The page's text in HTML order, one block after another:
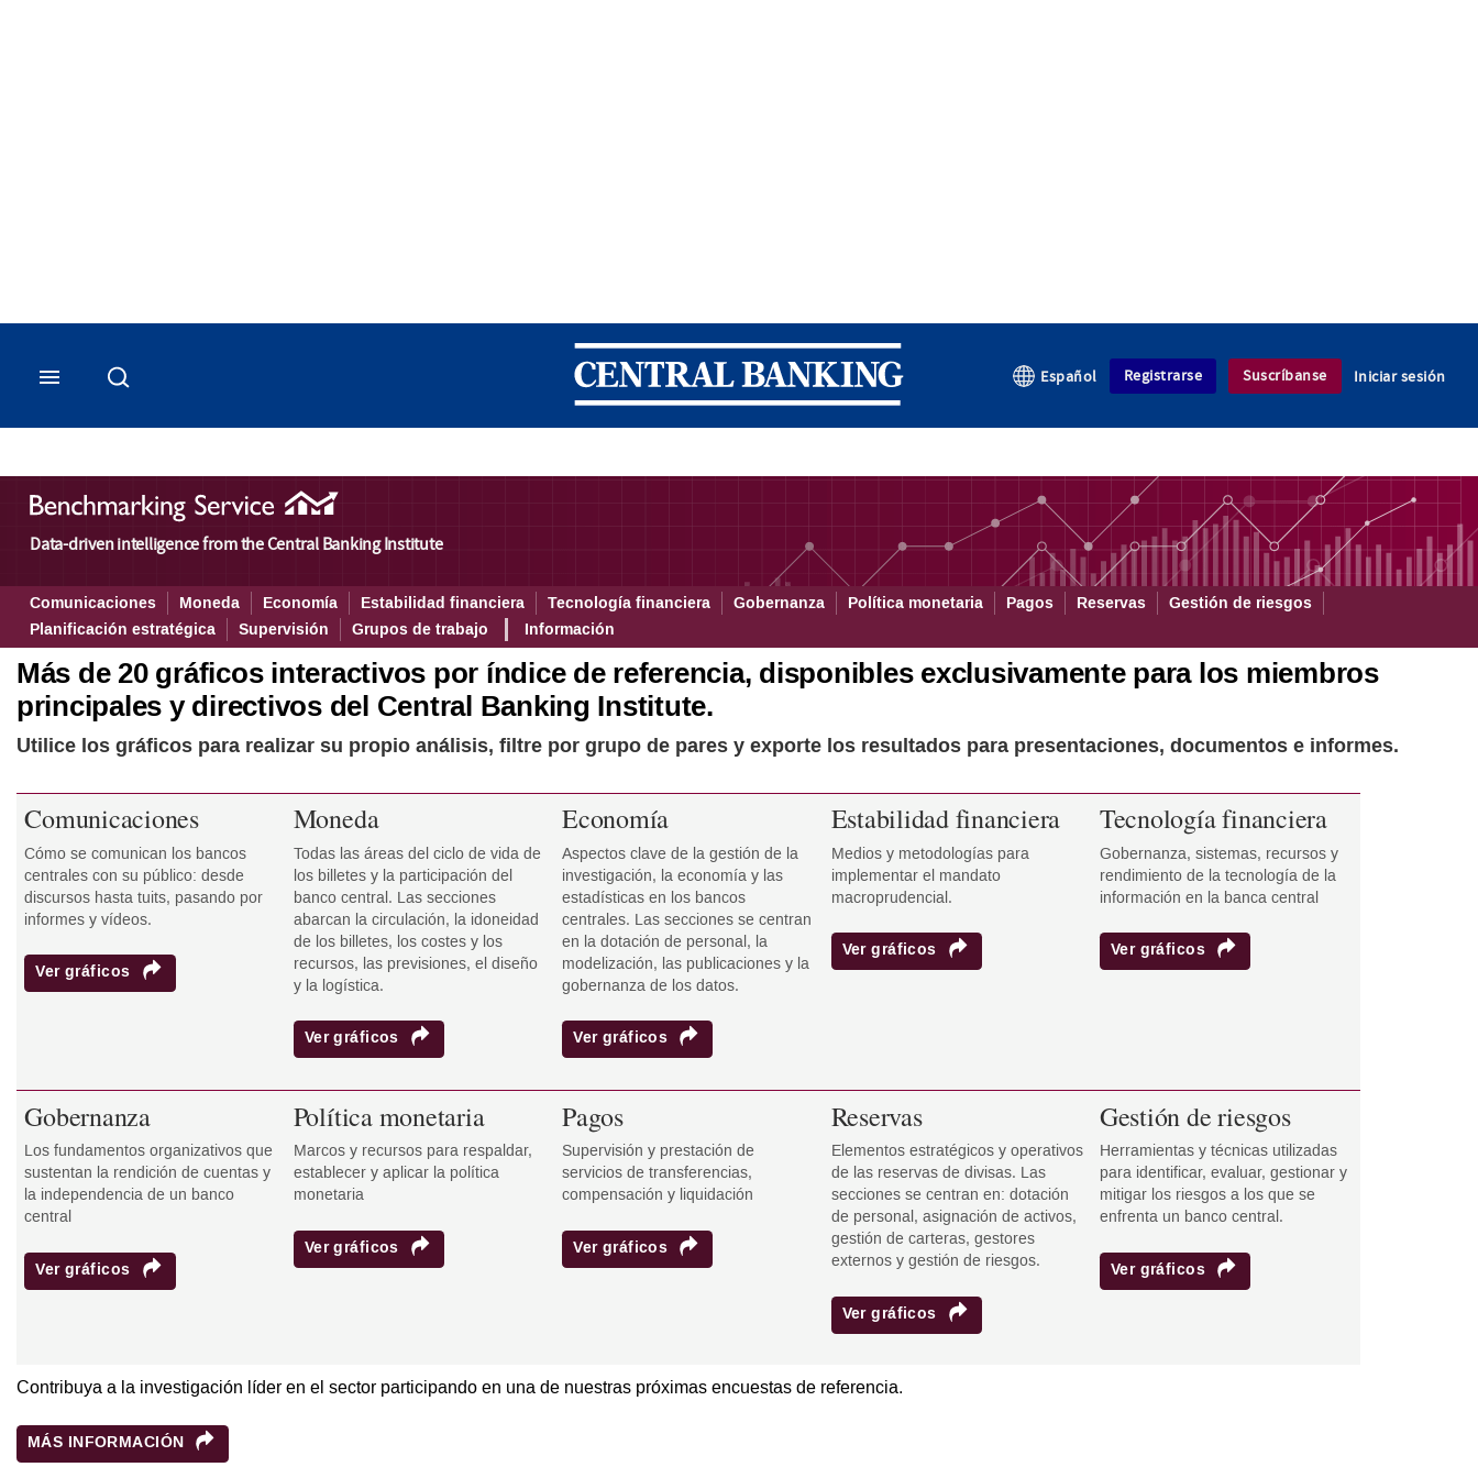
Central Banking
Español Registrarse Suscríbanse Iniciar sesión
Benchmarking: todos los gráficos
Data-driven intelligence from the Central Banking Institute
Comunicaciones Moneda Economía Estabilidad financiera Tecnología financiera Gobernanza Política monetaria Pagos Reservas
Gestión de riesgos
Planificación estratégica
Supervisión Grupos de trabajo Información
Más de 20 gráficos interactivos por índice de referencia, disponibles exclusivamente para los miembros
principales y directivos del Central Banking Institute.
Utilice los gráficos para realizar su propio análisis, filtre por grupo de pares y exporte los resultados para presentaciones, documentos e informes.
Comunicaciones
Cómo se comunican los bancos
centrales con su público: desde
discursos hasta tuits, pasando por
informes y vídeos.
Ver gráficos
Moneda
Todas las áreas del ciclo de vida de
los billetes y la participación del
banco central. Las secciones
abarcan la circulación, la idoneidad
de los billetes, los costes y los
recursos, las previsiones, el diseño
y la logística.
Ver gráficos
Economía
Aspectos clave de la gestión de la
investigación, la economía y las
estadísticas en los bancos
centrales. Las secciones se centran
en la dotación de personal, la
modelización, las publicaciones y la
gobernanza de los datos.
Ver gráficos
Estabilidad financiera
Medios y metodologías para
implementar el mandato
macroprudencial.
Ver gráficos
Tecnología financiera
Gobernanza, sistemas, recursos y
rendimiento de la tecnología de la
información en la banca central
Ver gráficos
Gobernanza
Los fundamentos organizativos que
sustentan la rendición de cuentas y
la independencia de un banco
central
Ver gráficos
Política monetaria
Marcos y recursos para respaldar,
establecer y aplicar la política
monetaria
Ver gráficos
Pagos
Supervisión y prestación de
servicios de transferencias,
compensación y liquidación
Ver gráficos
Reservas
Elementos estratégicos y operativos
de las reservas de divisas. Las
secciones se centran en: dotación
de personal, asignación de activos,
gestión de carteras, gestores
externos y gestión de riesgos.
Ver gráficos
Gestión de riesgos
Herramientas y técnicas utilizadas
para identificar, evaluar, gestionar y
mitigar los riesgos a los que se
enfrenta un banco central.
Ver gráficos
Contribuya a la investigación líder en el sector participando en una de nuestras próximas encuestas de referencia.
MÁS INFORMACIÓN